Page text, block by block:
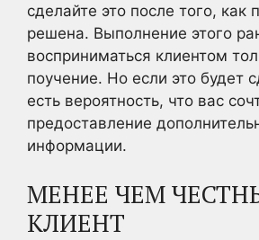
сделайте это после того, как
решена. Выполнение этого
восприниматься клиентом
поучение. Но если это будет
есть вероятность, что вас
предоставление
информации.
МЕНЕЕ ЧЕМ
КЛИЕНТ